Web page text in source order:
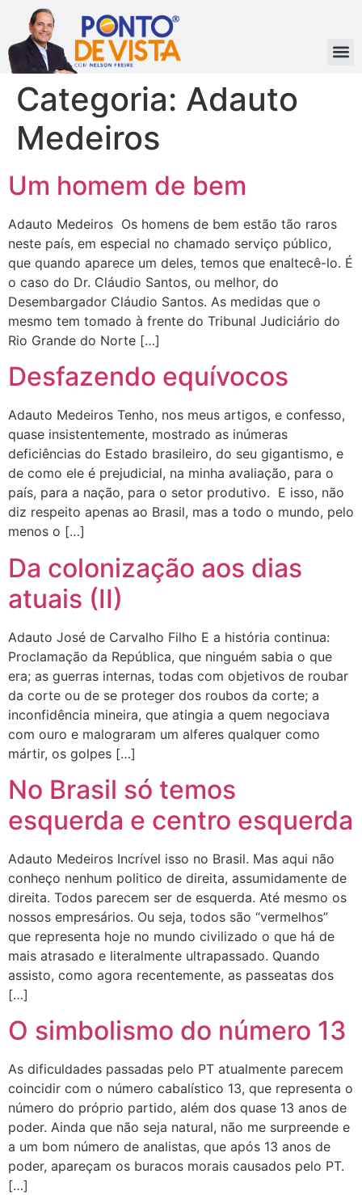
Categoria: Adauto
Medeiros
Um homem de bem
Adauto Medeiros Os homens de bem estão tão raros
neste país, em especial no chamado serviço público,
que quando aparece um deles, temos que enaltecê-lo. É
o caso do Dr. Cláudio Santos, ou melhor, do
Desembargador Cláudio Santos. As medidas que o
mesmo tem tomado à frente do Tribunal Judiciário do
Rio Grande do Norte […]
Desfazendo equívocos
Adauto Medeiros Tenho, nos meus artigos, e confesso,
quase insistentemente, mostrado as inúmeras
deficiências do Estado brasileiro, do seu gigantismo, e
de como ele é prejudicial, na minha avaliação, para o
país, para a nação, para o setor produtivo. E isso, não
diz respeito apenas ao Brasil, mas a todo o mundo, pelo
menos o […]
Da colonização aos dias
atuais (II)
Adauto José de Carvalho Filho E a história continua:
Proclamação da República, que ninguém sabia o que
era; as guerras internas, todas com objetivos de roubar
da corte ou de se proteger dos roubos da corte; a
inconfidência mineira, que atingia a quem negociava
com ouro e malograram um alferes qualquer como
mártir, os golpes […]
No Brasil só temos
esquerda e centro esquerda
Adauto Medeiros Incrível isso no Brasil. Mas aqui não
conheço nenhum politico de direita, assumidamente de
direita. Todos parecem ser de esquerda. Até mesmo os
nossos empresários. Ou seja, todos são “vermelhos”
que representa hoje no mundo civilizado o que há de
mais atrasado e literalmente ultrapassado. Quando
assisto, como agora recentemente, as passeatas dos
[…]
O simbolismo do número 13
As dificuldades passadas pelo PT atualmente parecem
coincidir com o número cabalístico 13, que representa o
número do próprio partido, além dos quase 13 anos de
poder. Ainda que não seja natural, não me surpreende e
a um bom número de analistas, que após 13 anos de
poder, apareçam os buracos morais causados pelo PT.
[…]